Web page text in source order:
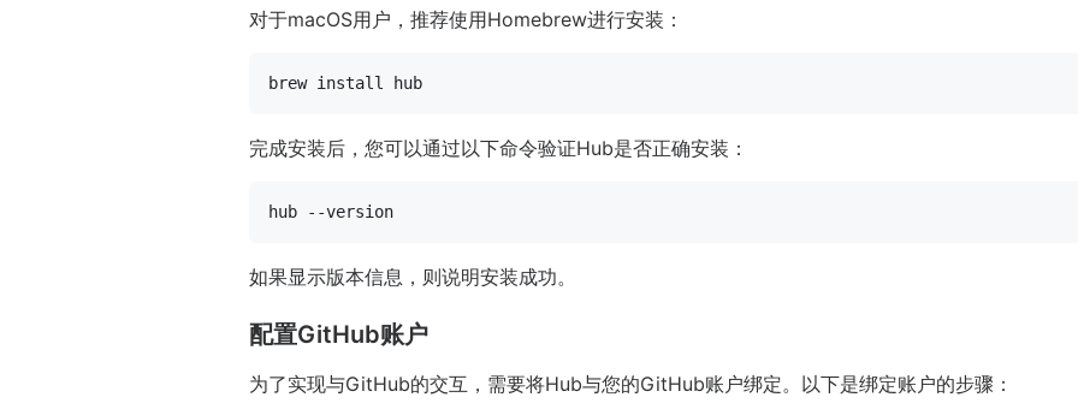
对于macOS用户，推荐使用Homebrew进行安装：
完成安装后，您可以通过以下命令验证Hub是否正确安装：
如果显示版本信息，则说明安装成功。
配置GitHub账户
为了实现与GitHub的交互，需要将Hub与您的GitHub账户绑定。以下是绑定账户的步骤：